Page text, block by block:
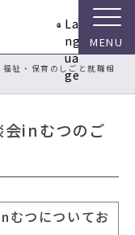
La
ng
ua
ge
福祉・保育のしごと就職相
会inむつのご
むつについてお